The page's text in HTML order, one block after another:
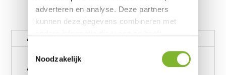
adverteren en analyse. Deze partners
kunnen deze gegevens combineren met
basis van uw gebruik van hun services.
Toestemmingsselectie
Noodzakelijk
Aanvullende informatie
Aanvullende informatie